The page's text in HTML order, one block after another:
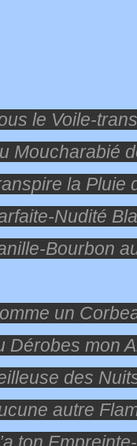
le Voile-
Moucharabié
la Pluie
Nudité
Bourbon
un
Dérobes mon
des
autre